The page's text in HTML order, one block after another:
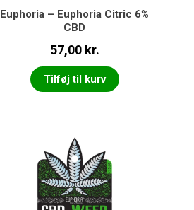
Euphoria – Euphoria Citric 6%
CBD
57,00 kr.
Tilføj til kurv